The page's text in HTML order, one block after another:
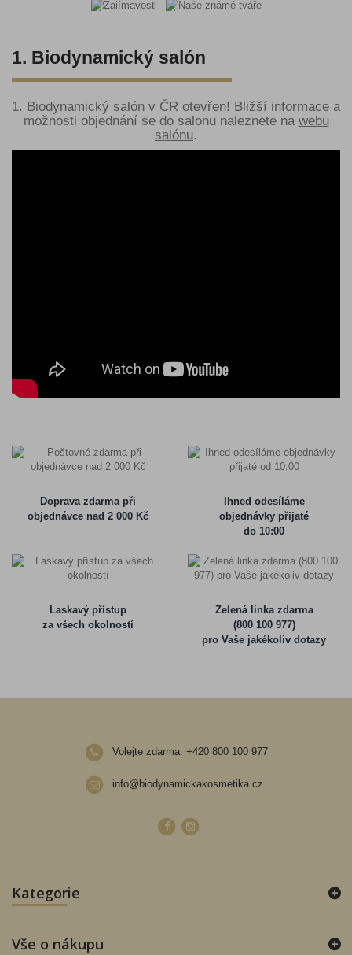
1. Biodynamický salón
1. Biodynamický salón v ČR otevřen! Bližší informace a
možnosti objednání se do salonu naleznete na webu
salónu.
Doprava zdarma při
objednávce nad 2 000 Kč
Ihned odesíláme
objednávky přijaté
do 10:00
Laskavý přístup
za všech okolností
Zelená linka zdarma
(800 100 977)
pro Vaše jakékoliv dotazy
Volejte zdarma: +420 800 100 977
info@biodynamickakosmetika.cz
Kategorie
Vše o nákupu